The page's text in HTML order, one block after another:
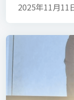
2025年11月11